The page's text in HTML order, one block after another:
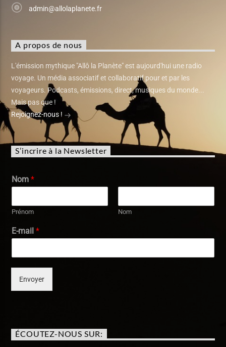
admin@allolaplanete.fr
A propos de nous
L'émission mythique "Allô la Planète" est aujourd'hui une radio
voyage. Un média associatif et collaboratif pour et par les
voyageurs. Podcasts, émissions, direct, musiques du monde...
Mais pas que !
Rejoignez-nous !
S’incrire à la Newsletter
Nom*
Prénom Nom
E-mail*
Envoyer
ÉCOUTEZ-NOUS SUR: